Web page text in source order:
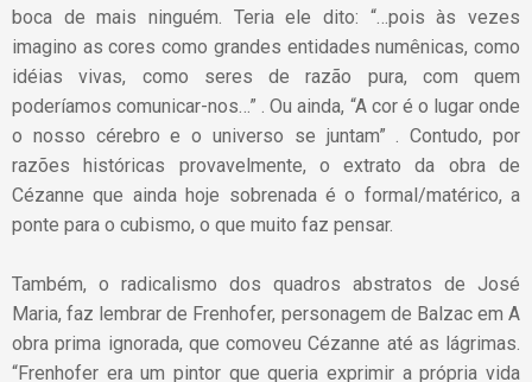
boca de mais ninguém. Teria ele dito: “…pois às vezes
imagino as cores como grandes entidades numênicas, como
idéias vivas, como seres de razão pura, com quem
poderíamos comunicar-nos…” . Ou ainda, “A cor é o lugar onde
o nosso cérebro e o universo se juntam” . Contudo, por
razões históricas provavelmente, o extrato da obra de
Cézanne que ainda hoje sobrenada é o formal/matérico, a
ponte para o cubismo, o que muito faz pensar.
Também, o radicalismo dos quadros abstratos de José
Maria, faz lembrar de Frenhofer, personagem de Balzac em A
obra prima ignorada, que comoveu Cézanne até as lágrimas.
“Frenhofer era um pintor que queria exprimir a própria vida